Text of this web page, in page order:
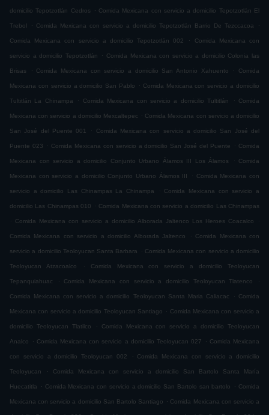
domicilio Tepotzotlán Cedros . Comida Mexicana con servicio a domicilio Tepotzotlán El
Trebol . Comida Mexicana con servicio a domicilio Tepotzotlán Barrio De Tezccacoa .
Comida Mexicana con servicio a domicilio Tepotzotlán 002 . Comida Mexicana con
servicio a domicilio Tepotzotlán . Comida Mexicana con servicio a domicilio Colonia las
Brisas . Comida Mexicana con servicio a domicilio San Antonio Xahuento . Comida
Mexicana con servicio a domicilio San Pablo . Comida Mexicana con servicio a domicilio
Tultitlán La Chinampa . Comida Mexicana con servicio a domicilio Tultitlán . Comida
Mexicana con servicio a domicilio Mexcaltepec . Comida Mexicana con servicio a domicilio
San José del Puente 001 . Comida Mexicana con servicio a domicilio San José del
Puente 023 . Comida Mexicana con servicio a domicilio San José del Puente . Comida
Mexicana con servicio a domicilio Conjunto Urbano Álamos III Los Álamos . Comida
Mexicana con servicio a domicilio Conjunto Urbano Álamos III . Comida Mexicana con
servicio a domicilio Las Chinampas La Chinampa . Comida Mexicana con servicio a
domicilio Las Chinampas 010 . Comida Mexicana con servicio a domicilio Las Chinampas
.
Comida Mexicana con servicio a domicilio Alborada Jaltenco Los Heroes Coacalco .
Comida Mexicana con servicio a domicilio Alborada Jaltenco . Comida Mexicana con
servicio a domicilio Teoloyucan Santa Barbara . Comida Mexicana con servicio a domicilio
Teoloyucan Atzacoalco . Comida Mexicana con servicio a domicilio Teoloyucan
Tepanquiahuac . Comida Mexicana con servicio a domicilio Teoloyucan Tlatenco .
Comida Mexicana con servicio a domicilio Teoloyucan Santa Maria Caliacac . Comida
Mexicana con servicio a domicilio Teoloyucan Santiago . Comida Mexicana con servicio a
domicilio Teoloyucan Tlatilco . Comida Mexicana con servicio a domicilio Teoloyucan
Analco . Comida Mexicana con servicio a domicilio Teoloyucan 027 . Comida Mexicana
con servicio a domicilio Teoloyucan 002 . Comida Mexicana con servicio a domicilio
Teoloyucan . Comida Mexicana con servicio a domicilio San Bartolo Santa María
Huecatitla . Comida Mexicana con servicio a domicilio San Bartolo san bartolo . Comida
Mexicana con servicio a domicilio San Bartolo Santiago . Comida Mexicana con servicio a